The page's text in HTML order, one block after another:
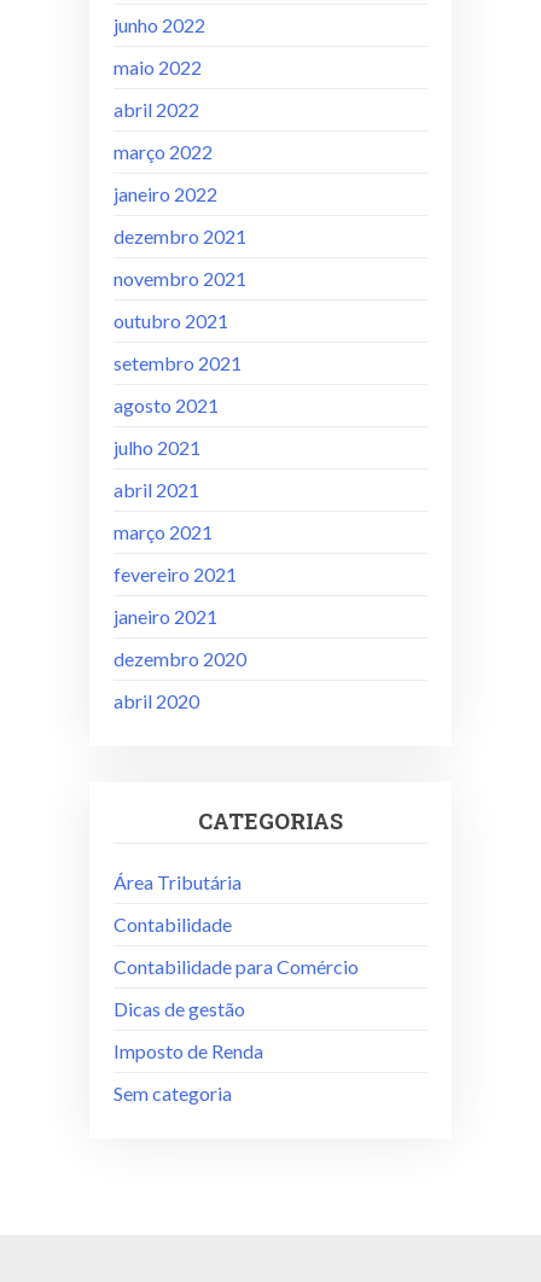
junho 2022
maio 2022
abril 2022
março 2022
janeiro 2022
dezembro 2021
novembro 2021
outubro 2021
setembro 2021
agosto 2021
julho 2021
abril 2021
março 2021
fevereiro 2021
janeiro 2021
dezembro 2020
abril 2020
CATEGORIAS
Área Tributária
Contabilidade
Contabilidade para Comércio
Dicas de gestão
Imposto de Renda
Sem categoria